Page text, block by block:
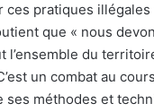
pratiques
que « nous
du
un combat au
méthodes et